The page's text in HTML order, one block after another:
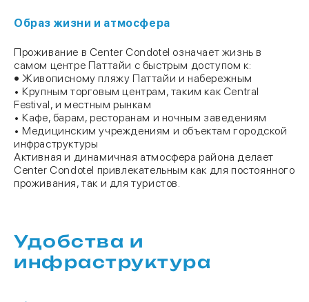
Образ жизни и атмосфера
Проживание в Center Condotel означает жизнь в
самом центре Паттайи с быстрым доступом к:
•Живописному пляжу Паттайи и набережным
• Крупным торговым центрам, таким как Central
Festival, и местным рынкам
• Кафе, барам, ресторанам и ночным заведениям
• Медицинским учреждениям и объектам городской
инфраструктуры
Активная и динамичная атмосфера района делает
Center Condotel привлекательным как для постоянного
проживания, так и для туристов.
Удобства и
инфраструктура